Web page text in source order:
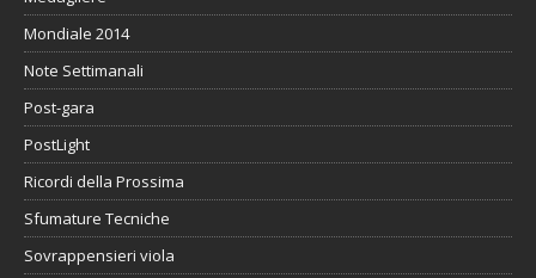
Mondiale 2014
Note Settimanali
Post-gara
PostLight
Ricordi della Prossima
Sfumature Tecniche
Sovrappensieri viola